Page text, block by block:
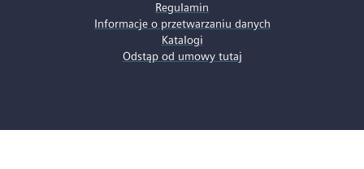
Regulamin
Informacje o przetwarzaniu danych
Katalogi
Odstąp od umowy tutaj